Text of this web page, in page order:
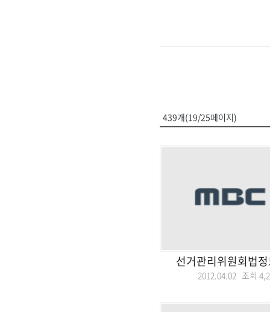
439개(19/25페이지)
선거관리위원회법
2012.04.02 조회